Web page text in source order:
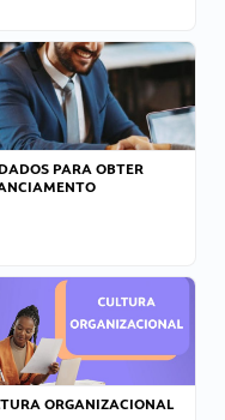
PARA OBTER
ORGANIZACIONAL